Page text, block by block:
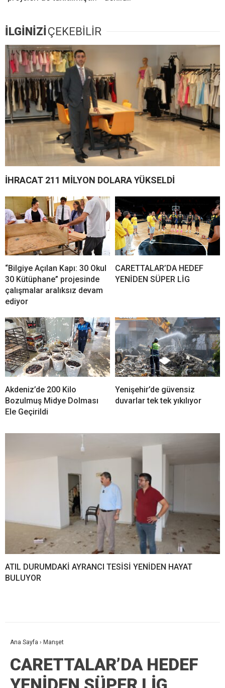
İLGİNİZİÇEKEBİLİR
İHRACAT 211 MİLYON DOLARA YÜKSELDİ
“Bilgiye Açılan Kapı: 30 Okul
30 Kütüphane” projesinde
çalışmalar aralıksız devam
ediyor
CARETTALAR’DA HEDEF
YENİDEN SÜPER LİG
Akdeniz’de 200 Kilo
Bozulmuş Midye Dolması
Ele Geçirildi
Yenişehir’de güvensiz
duvarlar tek tek yıkılıyor
ATIL DURUMDAKİ AYRANCI TESİSİ YENİDEN HAYAT
BULUYOR
Ana Sayfa › Manşet
CARETTALAR’DA HEDEF